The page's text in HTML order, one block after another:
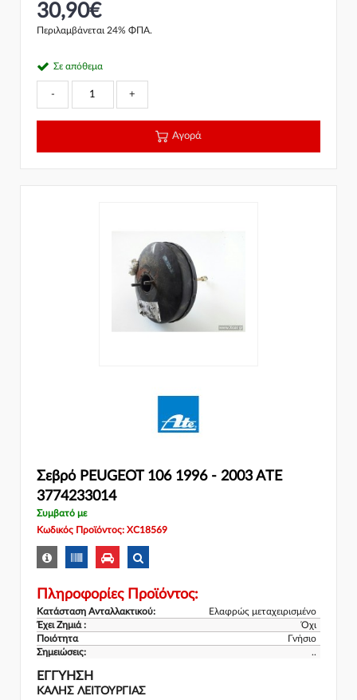
30,90€
Περιλαμβάνεται 24% ΦΠΑ.
Σε απόθεμα
- +
Αγορά
Σεβρό PEUGEOT 106 1996 - 2003 ATE
3774233014
Συμβατό με
Κωδικός Προϊόντος: XC18569
Πληροφορίες Προϊόντος:
Κατάσταση Ανταλλακτικού:
Ελαφρώς μεταχειρισμένο
Έχει Ζημιά :
Όχι
Ποιότητα
Γνήσιο
Σημειώσεις:
..
ΕΓΓΎΗΣΗ
ΚΑΛΗΣ ΛΕΙΤΟΥΡΓΙΑΣ